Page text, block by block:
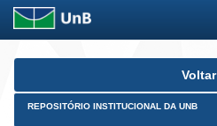
Skip
Voltar
REPOSITÓRIO INSTITUCIONAL DA UNB